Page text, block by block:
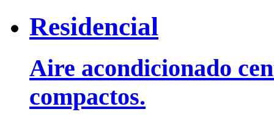
Residencial
Aire acondicionado
compactos.